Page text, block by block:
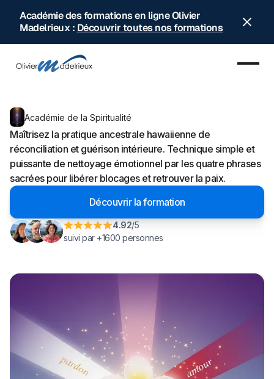
Académie des formations en ligne Olivier
Madelrieux : Découvrir toutes nos formations
Académie de la Spiritualité
Maîtrisez la pratique ancestrale hawaiienne de
réconciliation et guérison intérieure. Technique simple et
puissante de nettoyage émotionnel par les quatre phrases
sacrées pour libérer blocages et retrouver la paix.
Découvrir la formation
4.92/5
suivi par +1600 personnes